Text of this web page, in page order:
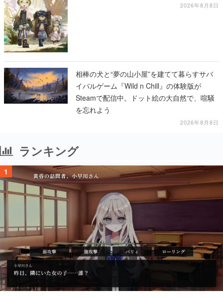
2026年8月8日
相棒の犬と“夢の山小屋”を建てて暮らすサバ
イバルゲーム『Wild n Chill』の体験版が
Steamで配信中。ドット絵の大自然で、喧騒
を忘れよう
2026年8月8日
ランキング
1